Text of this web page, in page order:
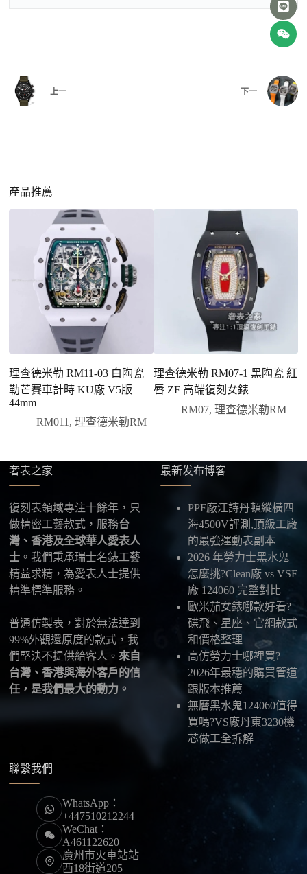
測試日期調校、計時按鍵、GMT 指針、夜光等所
給您確認，確定沒有問題後才會安排出貨。
請先透過網站上的聯繫方式與我們取得聯繫，將您感
們會先幫您確認版本與實際價格。
二、確認款式與價格
客服會與您確認品牌、尺寸、顏色、配件等細節，如
有現貨會直接幫您預留；若需要排單，我們也會事先
說明大約出貨時間。
三、安排付款方式
您可以選擇先付少量訂金預留貨品，餘款在出貨
前或收到實拍照片後再支付；也可以一次性全額
付款，我們會在原有價格基礎上盡量幫您爭取更
優惠的方案。部分地區可協助安排較安全的到付
方式，具體以當下說明為準。
發給我們，我們會為您選擇合適的物流公司，全程提
供最新物流資訊與查件連結。
五、海外寄送說明
本店支援寄送至香港、澳門、台灣、欧美以及其他海
外地區，運費會依照目的地與物流方案另行報價，客
服在出貨前會跟您確認清楚。
最後：喜歡就別拖太久，有些熱門款現貨數量有
限，早一步確認，就能早一點戴上喜歡的腕錶。
：以原裝價格的十分之一即可享受相
同外觀與佩戴質感。
合日常通勤與旅行佩戴。
上一 下一
產品推薦
理查德米勒 RM11-03 白陶瓷
勒芒賽車計時 KU廠 V5版
44mm
RM011,理查德米勒RM
理查德米勒 RM07-1 黑陶瓷 紅
唇 ZF 高端復刻女錶
RM07, 理查德米勒RM
奢表之家
復刻表領域專注十餘年，只
做精密工藝款式，服務台
灣、香港及全球華人愛表人
士 。我們秉承瑞士名錶工藝
精益求精，為愛表人士提供
精準標準服務。
普通仿製表，對於無法達到
99%外觀還原度的款式，我
們堅決不提供給客人。 來自
台灣、香港與海外客戶的信
任，是我們最大的動力。
最新发布博客
PPF廠江詩丹頓縱橫四
海4500V評測,頂級工廠
的最強運動表副本
2026 年勞力士黑水鬼
怎麼挑?Clean廠 vs VSF
廠 124060 完整對比
歐米茄女錶哪款好看?
碟飛、星座、官網款式
和價格整理
高仿勞力士哪裡買?
2026年最穩的購買管道
跟版本推薦
無曆黑水鬼124060值得
買嗎?VS廠丹東3230機
芯做工全拆解
聯繫我們
WhatsApp：
+447510212244
WeChat：
A461122620
廣州市火車站站
西18街道205